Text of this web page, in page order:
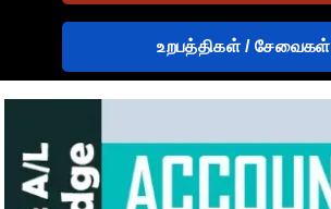
உறபத்திகள் / சேவைகள்